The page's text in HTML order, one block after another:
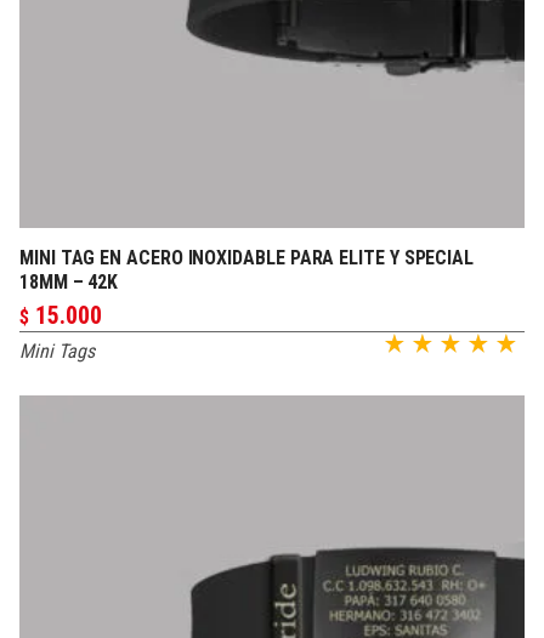
PERSONALIZAR
MINI TAG EN ACERO INOXIDABLE PARA ELITE Y SPECIAL
18MM – 42K
$ 15.000
Mini Tags